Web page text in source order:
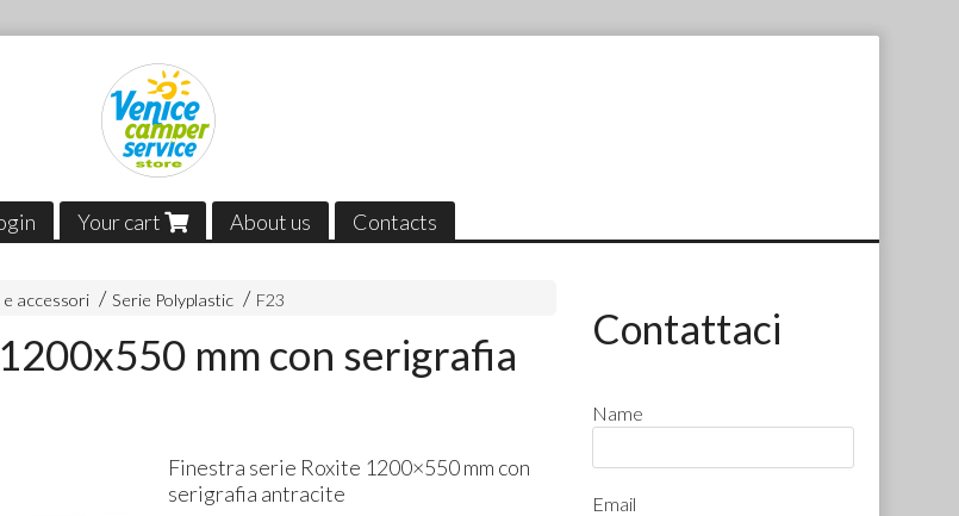
Your cart About us Contacts
accessori Serie Polyplastic F23
mm con serigrafia
Finestra serie Roxite 1200×550 mm con
serigrafia antracite
Contattaci
Name
Email